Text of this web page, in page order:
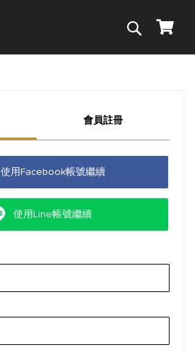
搜
我
會員註冊
使用Facebook帳號繼續
使用Line帳號繼續